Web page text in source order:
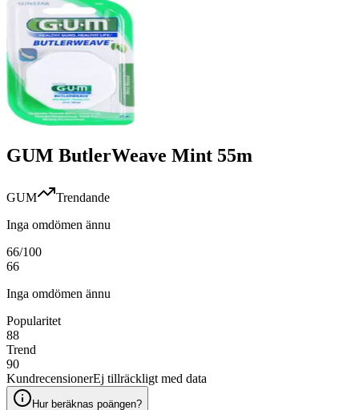
GUM ButlerWeave Mint 55m
GUM
Trendande
Inga omdömen ännu
66/100
66
Inga omdömen ännu
Popularitet
88
Trend
90
KundrecensionerEj tillräckligt med data
Hur beräknas poängen?